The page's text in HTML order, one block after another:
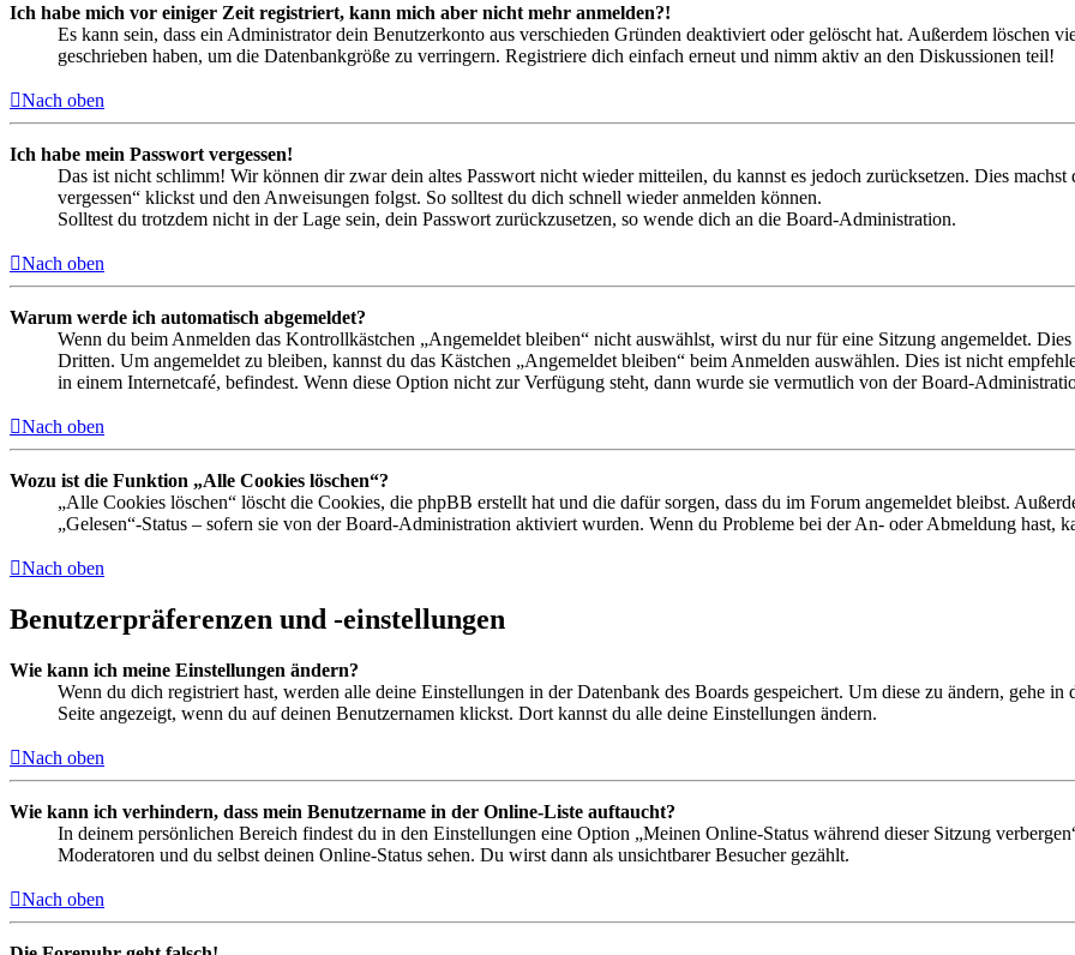
Ich habe mich vor einiger Zeit registriert, kann mich aber nicht mehr anmelden?!
Es kann sein, dass ein Administrator dein Benutzerkonto aus verschieden Gründen deaktiviert oder gelöscht hat. Außerdem löschen
geschrieben haben, um die Datenbankgröße zu verringern. Registriere dich einfach erneut und nimm aktiv an den Diskussionen teil!
Nach oben
Ich habe mein Passwort vergessen!
Das ist nicht schlimm! Wir können dir zwar dein altes Passwort nicht wieder mitteilen, du kannst es jedoch zurücksetzen. Dies
vergessen“ klickst und den Anweisungen folgst. So solltest du dich schnell wieder anmelden können.
Solltest du trotzdem nicht in der Lage sein, dein Passwort zurückzusetzen, so wende dich an die Board-Administration.
Nach oben
Warum werde ich automatisch abgemeldet?
Wenn du beim Anmelden das Kontrollkästchen „Angemeldet bleiben“ nicht auswählst, wirst du nur für eine Sitzung angemeldet.
Dritten. Um angemeldet zu bleiben, kannst du das Kästchen „Angemeldet bleiben“ beim Anmelden auswählen. Dies ist nicht
in einem Internetcafé, befindest. Wenn diese Option nicht zur Verfügung steht, dann wurde sie vermutlich von der Board-
Nach oben
Wozu ist die Funktion „Alle Cookies löschen“?
„Alle Cookies löschen“ löscht die Cookies, die phpBB erstellt hat und die dafür sorgen, dass du im Forum angemeldet bleibst.
„Gelesen“-Status – sofern sie von der Board-Administration aktiviert wurden. Wenn du Probleme bei der An- oder Abmeldung hast,
Nach oben
Benutzerpräferenzen und -einstellungen
Wie kann ich meine Einstellungen ändern?
Wenn du dich registriert hast, werden alle deine Einstellungen in der Datenbank des Boards gespeichert. Um diese zu ändern, gehe
Seite angezeigt, wenn du auf deinen Benutzernamen klickst. Dort kannst du alle deine Einstellungen ändern.
Nach oben
Wie kann ich verhindern, dass mein Benutzername in der Online-Liste auftaucht?
In deinem persönlichen Bereich findest du in den Einstellungen eine Option „Meinen Online-Status während dieser Sitzung
Moderatoren und du selbst deinen Online-Status sehen. Du wirst dann als unsichtbarer Besucher gezählt.
Nach oben